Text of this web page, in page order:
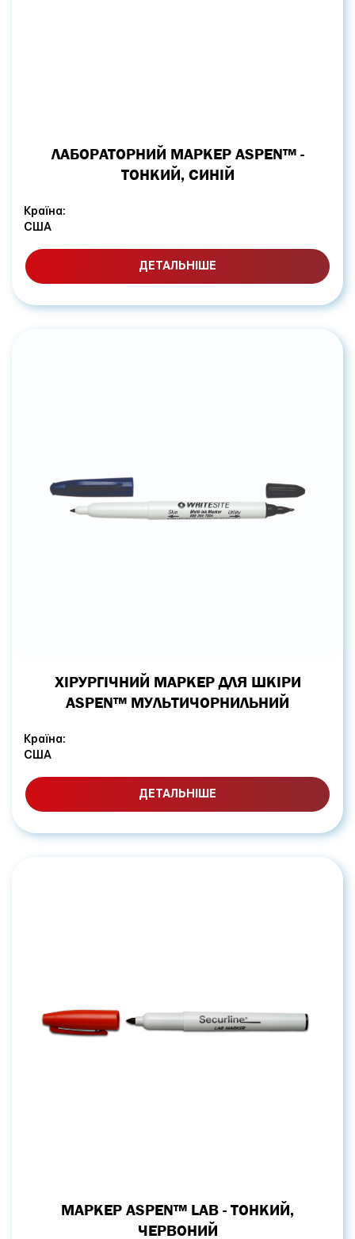
ЛАБОРАТОРНИЙ МАРКЕР ASPEN™ -
ТОНКИЙ, СИНІЙ
Країна:
США
ДЕТАЛЬНІШЕ
ХІРУРГІЧНИЙ МАРКЕР ДЛЯ ШКІРИ
ASPEN™ МУЛЬТИЧОРНИЛЬНИЙ
Країна:
США
ДЕТАЛЬНІШЕ
МАРКЕР ASPEN™ LAB - ТОНКИЙ,
ЧЕРВОНИЙ